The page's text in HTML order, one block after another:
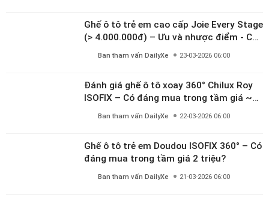
Ghế ô tô trẻ em cao cấp Joie Every Stage
(> 4.000.000đ) – Ưu và nhược điểm - Có
đáng đầu tư cho bé từ 0–12 tuổi?
Ban tham vấn DailyXe 23-03-2026 06:00
Đánh giá ghế ô tô xoay 360° Chilux Roy
ISOFIX – Có đáng mua trong tầm giá ~3
Ban tham vấn DailyXe 22-03-2026 06:00
Ghế ô tô trẻ em Doudou ISOFIX 360° – Có
đáng mua trong tầm giá 2 triệu?
Ban tham vấn DailyXe 21-03-2026 06:00